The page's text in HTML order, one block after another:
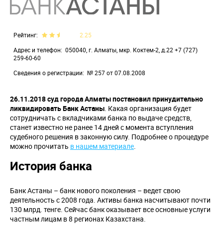
Рейтинг
2.25
Адрес и телефон
050040, г. Алматы, мкр. Коктем-2, д.22 +7 (727)
259-60-60
Сведения о регистрации
№ 257 от 07.08.2008
26.11.2018 суд города Алматы постановил принудительно
ликвидировать Банк Астаны. Какая организация будет
сотрудничать с вкладчиками банка по выдаче средств,
станет известно не ранее 14 дней с момента вступления
судебного решения в законную силу. Подробнее о процедуре
можно прочитать в нашем материале.
История банка
Банк Астаны – банк нового поколения – ведет свою
деятельность с 2008 года. Активы банка насчитывают почти
130 млрд. тенге. Сейчас банк оказывает все основные услуги
частным лицам в 8 регионах Казахстана.